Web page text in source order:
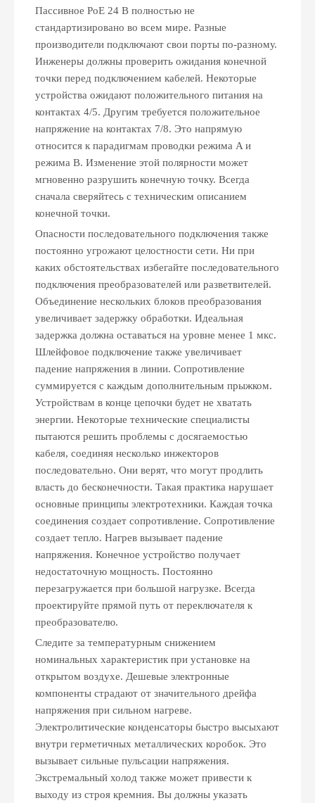
Пассивное PoE 24 В полностью не
стандартизировано во всем мире. Разные
производители подключают свои порты по-разному.
Инженеры должны проверить ожидания конечной
точки перед подключением кабелей. Некоторые
устройства ожидают положительного питания на
контактах 4/5. Другим требуется положительное
напряжение на контактах 7/8. Это напрямую
относится к парадигмам проводки режима A и
режима B. Изменение этой полярности может
мгновенно разрушить конечную точку. Всегда
сначала сверяйтесь с техническим описанием
конечной точки.
Опасности последовательного подключения также
постоянно угрожают целостности сети. Ни при
каких обстоятельствах избегайте последовательного
подключения преобразователей или разветвителей.
Объединение нескольких блоков преобразования
увеличивает задержку обработки. Идеальная
задержка должна оставаться на уровне менее 1 мкс.
Шлейфовое подключение также увеличивает
падение напряжения в линии. Сопротивление
суммируется с каждым дополнительным прыжком.
Устройствам в конце цепочки будет не хватать
энергии. Некоторые технические специалисты
пытаются решить проблемы с досягаемостью
кабеля, соединяя несколько инжекторов
последовательно. Они верят, что могут продлить
власть до бесконечности. Такая практика нарушает
основные принципы электротехники. Каждая точка
соединения создает сопротивление. Сопротивление
создает тепло. Нагрев вызывает падение
напряжения. Конечное устройство получает
недостаточную мощность. Постоянно
перезагружается при большой нагрузке. Всегда
проектируйте прямой путь от переключателя к
преобразователю.
Следите за температурным снижением
номинальных характеристик при установке на
открытом воздухе. Дешевые электронные
компоненты страдают от значительного дрейфа
напряжения при сильном нагреве.
Электролитические конденсаторы быстро высыхают
внутри герметичных металлических коробок. Это
вызывает сильные пульсации напряжения.
Экстремальный холод также может привести к
выходу из строя кремния. Вы должны указать